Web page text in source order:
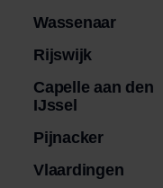
Wassenaar
Rijswijk
Capelle aan den
IJssel
Pijnacker
Vlaardingen